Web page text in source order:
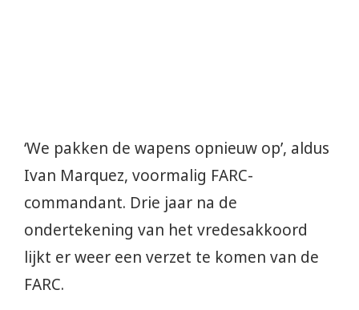
‘We pakken de wapens opnieuw op’, aldus
Ivan Marquez, voormalig FARC-
commandant. Drie jaar na de
ondertekening van het vredesakkoord
lijkt er weer een verzet te komen van de
FARC.